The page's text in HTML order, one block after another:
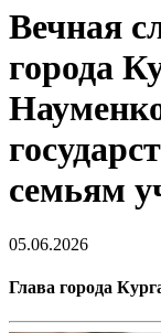
Вечная
города
семьям
05.06.2026
Глава города